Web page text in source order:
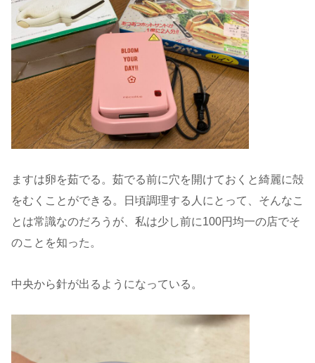
ますは卵を茹でる。茹でる前に穴を開けておくと綺麗に殻
をむくことができる。日頃調理する人にとって、そんなこ
とは常識なのだろうが、私は少し前に100円均一の店でそ
のことを知った。
中央から針が出るようになっている。